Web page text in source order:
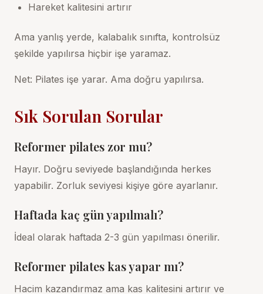
Hareket kalitesini artırır
Ama yanlış yerde, kalabalık sınıfta, kontrolsüz
şekilde yapılırsa hiçbir işe yaramaz.
Net: Pilates işe yarar. Ama doğru yapılırsa.
Sık Sorulan Sorular
Reformer pilates zor mu?
Hayır. Doğru seviyede başlandığında herkes
yapabilir. Zorluk seviyesi kişiye göre ayarlanır.
Haftada kaç gün yapılmalı?
İdeal olarak haftada 2-3 gün yapılması önerilir.
Reformer pilates kas yapar mı?
Hacim kazandırmaz ama kas kalitesini artırır ve